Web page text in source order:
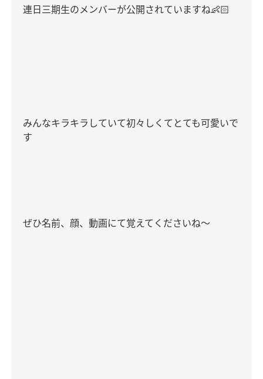
連日三期生のメンバーが公開されていますね👶🏻
みんなキラキラしていて初々しくてとても可愛いで
す
ぜひ名前、顔、動画にて覚えてくださいね〜